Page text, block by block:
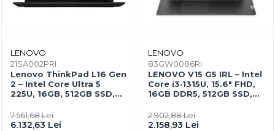
LENOVO
21SA002PRI
Lenovo ThinkPad L16 Gen
2 – Intel Core Ultra 5
225U, 16GB, 512GB SSD,
On‑Site
7.561,68 Lei
6.132,63 Lei
LENOVO
83GW0086RI
LENOVO V15 G5 IRL – Intel
Core i3‑1315U, 15.6" FHD,
16GB DDR5, 512GB SSD,
2.902,88 Lei
2.158,93 Lei